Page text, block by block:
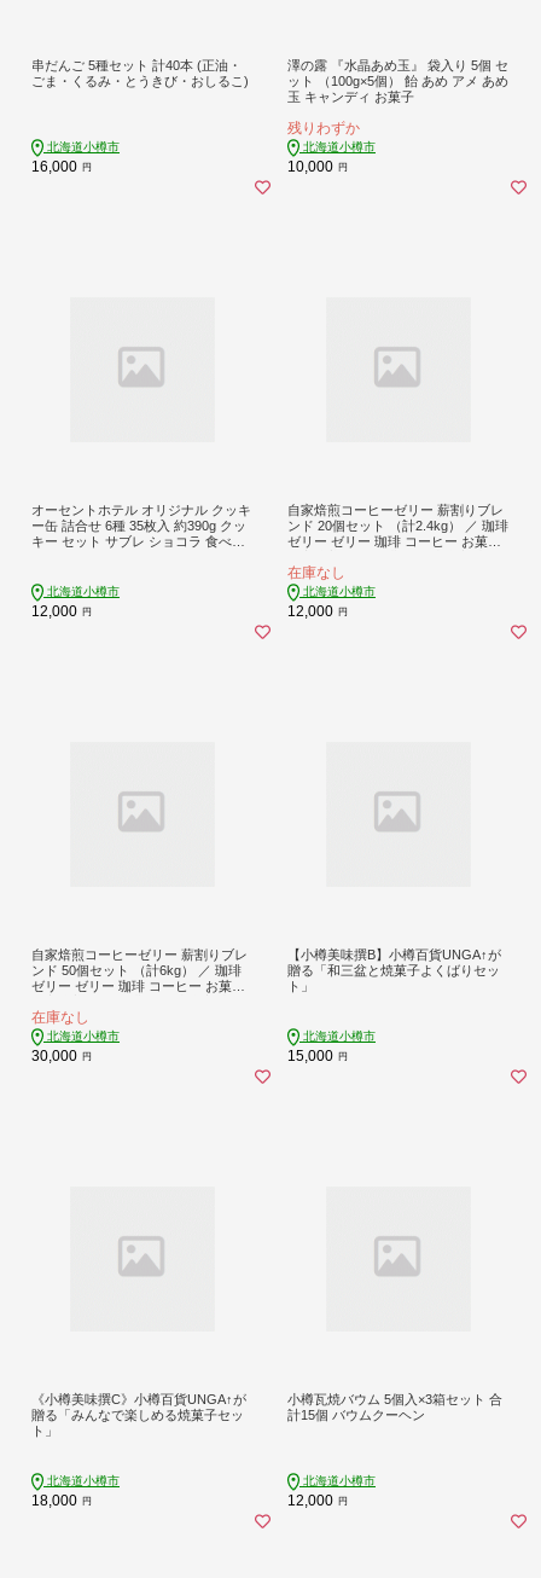
串だんご 5種セット 計40本 (正油・
ごま・くるみ・とうきび・おしるこ)
北海道小樽市
16,000 円
澤の露 『水晶あめ玉』 袋入り 5個 セ
ット （100g×5個） 飴 あめ アメ あめ
玉 キャンディ お菓子
残りわずか
北海道小樽市
10,000 円
オーセントホテル オリジナル クッキ
ー缶 詰合せ 6種 35枚入 約390g クッ
キー セット サブレ ショコラ 食べ比
北海道小樽市
12,000 円
自家焙煎コーヒーゼリー 薪割りブレ
ンド 20個セット （計2.4kg） ／ 珈琲
ゼリー ゼリー 珈琲 コーヒー お菓子
在庫なし
北海道小樽市
12,000 円
自家焙煎コーヒーゼリー 薪割りブレ
ンド 50個セット （計6kg） ／ 珈琲
ゼリー ゼリー 珈琲 コーヒー お菓子
在庫なし
北海道小樽市
30,000 円
【小樽美味撰B】小樽百貨UNGA↑が
贈る「和三盆と焼菓子よくばりセッ
ト」
北海道小樽市
15,000 円
《小樽美味撰C》小樽百貨UNGA↑が
贈る「みんなで楽しめる焼菓子セッ
ト」
北海道小樽市
18,000 円
小樽瓦焼バウム 5個入×3箱セット 合
計15個 バウムクーヘン
北海道小樽市
12,000 円